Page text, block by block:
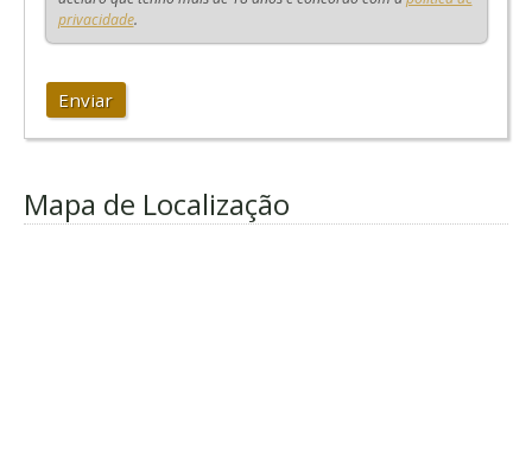
privacidade.
Enviar
Mapa de Localização